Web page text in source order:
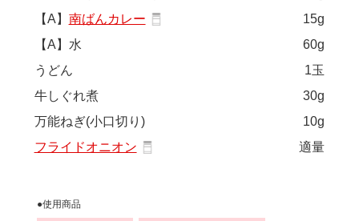
【A】 南ばんカレー
15g
【A】水
60g
うどん
1玉
牛しぐれ煮
30g
万能ねぎ(小口切り)
10g
フライドオニオン
適量
●使用商品